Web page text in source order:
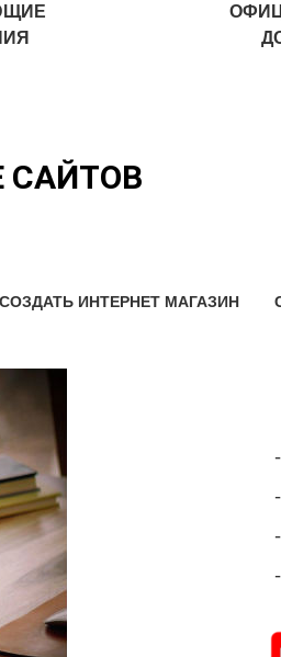
САЙТОВ
СОЗДАТЬ ИНТЕРНЕТ МАГАЗИН